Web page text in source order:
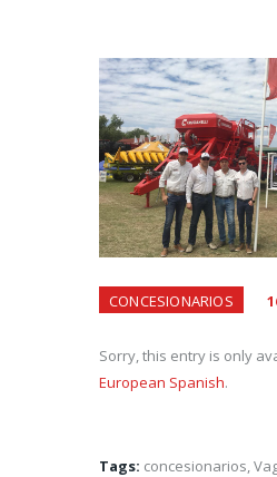
CONCESIONARIOS
Sorry, this entry is only
European Spanish.
Tags: concesionarios,